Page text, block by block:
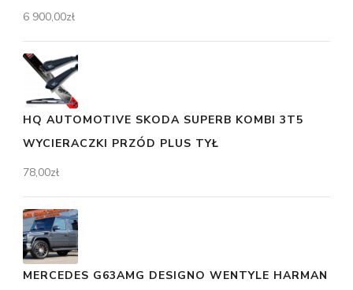
6 900,00zł
HQ AUTOMOTIVE SKODA SUPERB KOMBI 3T5
WYCIERACZKI PRZÓD PLUS TYŁ
78,00zł
MERCEDES G63AMG DESIGNO WENTYLE HARMAN